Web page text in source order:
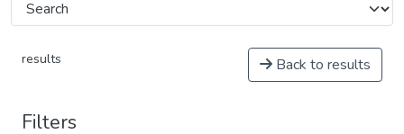
results Back to results
Filters